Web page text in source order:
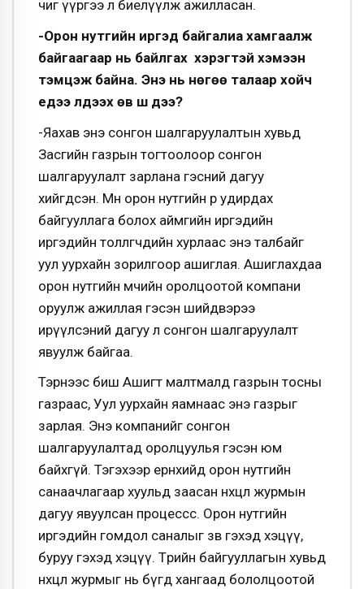
чиг үүргээ л биелүүлж ажилласан.
-Орон нутгийн иргэд байгалиа хамгаалж
байгаагаар нь байлгах хэрэгтэй хэмээн
тэмцэж байна. Энэ нь нөгөө талаар хойч
үедээ үлдээх өв шүү дээ?
-Яахав энэ сонгон шалгаруулалтын хувьд
Засгийн газрын тогтоолоор сонгон
шалгаруулалт зарлана гэсний дагуу
хийгдсэн. Мөн орон нутгийн өөрөө удирдах
байгууллага болох аймгийн иргэдийн
иргэдийн төолөлөөгчдийн хурлаас энэ талбайг
уул уурхайн зорилгоор ашиглая. Ашиглахдаа
орон нутгийн өмчийн оролцоотой компани
оруулж ажиллая гэсэн шийдвэрээ
ирүүлсэний дагуу л сонгон шалгаруулалт
явуулж байгаа.
Тэрнээс биш Ашигт малтмалд газрын тосны
газраас, Уул уурхайн яамнаас энэ газрыг
зарлая. Энэ компанийг сонгон
шалгаруулалтад оролцуулья гэсэн юм
байхгүй. Тэгэхээр ерөнхийдөө орон нутгийн
санаачлагаар хуульд заасан нөхцөл журмын
дагуу явуулсан процессс. Орон нутгийн
иргэдийн гомдол саналыг зөв гэхэд хэцүү,
буруу гэхэд хэцүү. Төрийн байгууллагын хувьд
нөхцөл журмыг нь бүгд хангаад бололцоотой